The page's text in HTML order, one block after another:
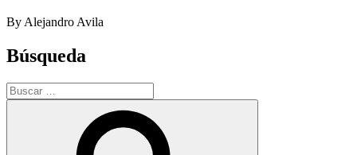
By Alejandro Avila
Búsqueda
Buscar
por: